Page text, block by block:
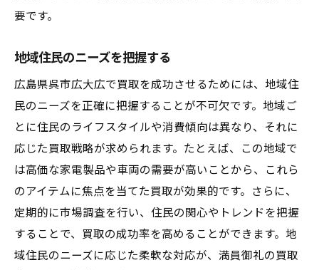
要です。
地域住民のニーズを把握する
広島県呉市広大広で買取を成功させるためには、地域住
民のニーズを正確に把握することが不可欠です。地域ご
とに住民のライフスタイルや消費傾向は異なり、それに
応じた買取戦略が求められます。たとえば、この地域で
は高価な家電製品や車両の需要が高いことから、これら
のアイテムに焦点を当てた買取が効果的です。さらに、
定期的に市場調査を行い、住民の関心やトレンドを把握
することで、買取の成功率を高めることができます。地
域住民のニーズに応じた柔軟な対応が、満員御礼の買取